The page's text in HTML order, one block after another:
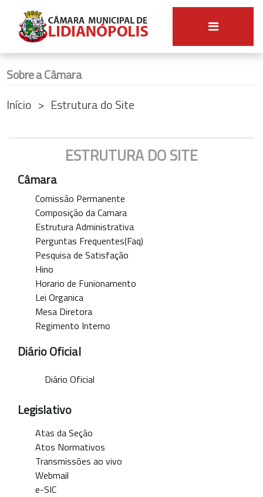
Sobre a Câmara
Início
Estrutura do Site
ESTRUTURA DO SITE
Câmara
Comissão Permanente
Composição da Camara
Estrutura Administrativa
Perguntas Frequentes(Faq)
Pesquisa de Satisfação
Hino
Horario de Funionamento
Lei Organica
Mesa Diretora
Regimento Interno
Diário Oficial
Diário Oficial
Legislativo
Atas da Seção
Atos Normativos
Transmissões ao vivo
Webmail
e-SIC